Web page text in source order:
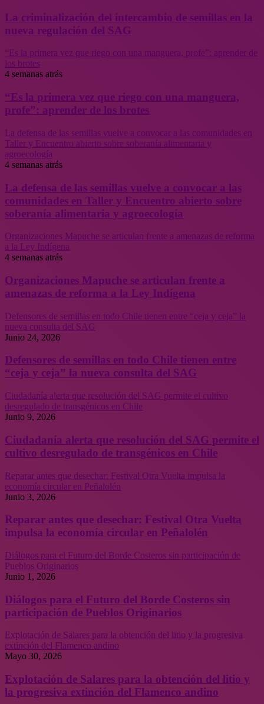
La criminalización del intercambio de semillas en la
nueva regulación del SAG
“Es la primera vez que riego con una manguera, profe”: aprender de
los brotes
4 semanas atrás
“Es la primera vez que riego con una manguera,
profe”: aprender de los brotes
La defensa de las semillas vuelve a convocar a las comunidades en
Taller y Encuentro abierto sobre soberanía alimentaria y
agroecología
4 semanas atrás
La defensa de las semillas vuelve a convocar a las
comunidades en Taller y Encuentro abierto sobre
soberanía alimentaria y agroecología
Organizaciones Mapuche se articulan frente a amenazas de reforma
a la Ley Indígena
4 semanas atrás
Organizaciones Mapuche se articulan frente a
amenazas de reforma a la Ley Indígena
Defensores de semillas en todo Chile tienen entre “ceja y ceja” la
nueva consulta del SAG
Junio 24, 2026
Defensores de semillas en todo Chile tienen entre
“ceja y ceja” la nueva consulta del SAG
Ciudadanía alerta que resolución del SAG permite el cultivo
desregulado de transgénicos en Chile
Junio 9, 2026
Ciudadanía alerta que resolución del SAG permite el
cultivo desregulado de transgénicos en Chile
Reparar antes que desechar: Festival Otra Vuelta impulsa la
economía circular en Peñalolén
Junio 3, 2026
Reparar antes que desechar: Festival Otra Vuelta
impulsa la economía circular en Peñalolén
Diálogos para el Futuro del Borde Costeros sin participación de
Pueblos Originarios
Junio 1, 2026
Diálogos para el Futuro del Borde Costeros sin
participación de Pueblos Originarios
Explotación de Salares para la obtención del litio y la progresiva
extinción del Flamenco andino
Mayo 30, 2026
Explotación de Salares para la obtención del litio y
la progresiva extinción del Flamenco andino